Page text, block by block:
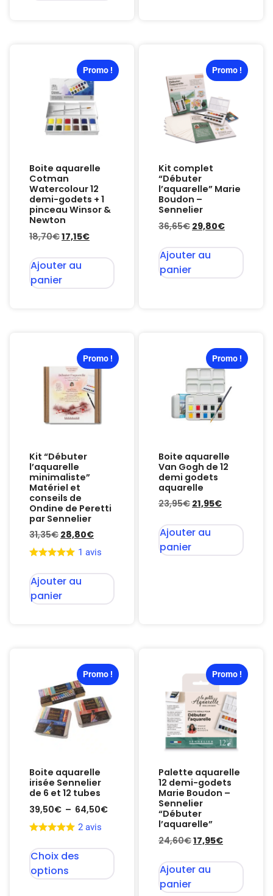
Promo !
Boite aquarelle
Cotman
Watercolour 12
demi-godets + 1
pinceau Winsor &
Newton
18,70€17,15€
Ajouter au
panier
Promo !
Kit complet
“Débuter
l’aquarelle” Marie
Boudon –
Sennelier
36,65€ 29,80€
Ajouter au
panier
Promo !
Kit “Débuter
l’aquarelle
minimaliste”
Matériel et
conseils de
Ondine de Peretti
par Sennelier
31,35€ 28,80€
1 avis
Ajouter au
panier
Promo !
Boite aquarelle
Van Gogh de 12
demi godets
aquarelle
23,95€ 21,95€
Ajouter au
panier
Promo !
Boite aquarelle
irisée Sennelier
de 6 et 12 tubes
39,50€ – 64,50€
2 avis
Choix des
options
Promo !
Palette aquarelle
12 demi-godets
Marie Boudon –
Sennelier
“Débuter
l’aquarelle”
24,60€17,95€
Ajouter au
panier